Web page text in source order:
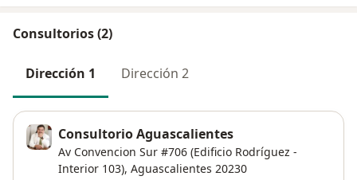
Consultorios (2)
Dirección 1 Dirección 2
Consultorio Aguascalientes
Av Convencion Sur #706 (Edificio Rodríguez -
Interior 103), Aguascalientes 20230